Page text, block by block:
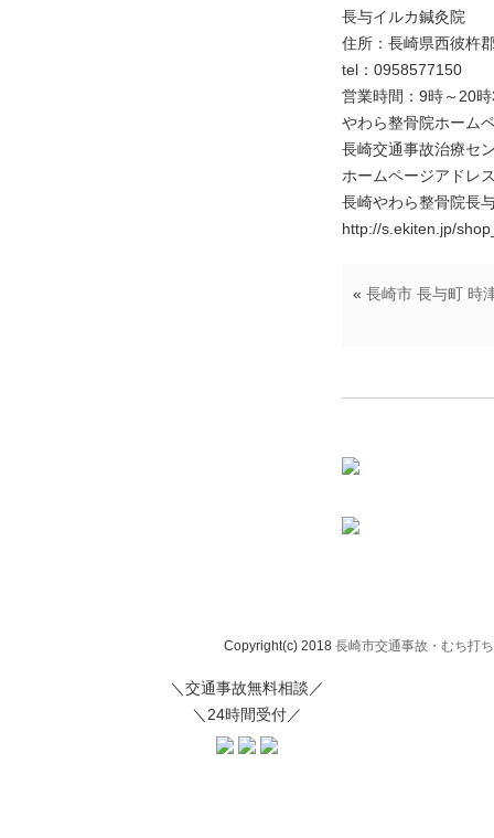
長与イルカ鍼灸院
住所：長崎県西彼杵
tel：0958577150
営業時間：9時～20
やわら整骨院ホーム
長崎交通事故治療セ
ホームページアドレ
長崎やわら整骨院長
http://s.ekiten.jp/
« 長崎市 長与町 時
Copyright(c) 2018 長崎市交通事故・むち打
＼交通事故無料相談／
＼24時間受付／